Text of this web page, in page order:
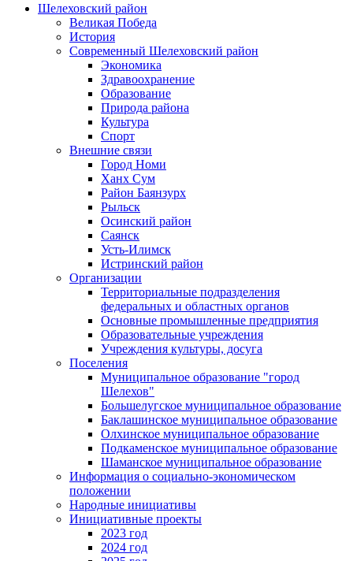
Шелеховский район
Великая Победа
История
Современный Шелеховский район
Экономика
Здравоохранение
Образование
Природа района
Культура
Спорт
Внешние связи
Город Номи
Ханх Сум
Район Баянзурх
Рыльск
Осинский район
Саянск
Усть-Илимск
Истринский район
Организации
Территориальные подразделения
федеральных и областных органов
Основные промышленные предприятия
Образовательные учреждения
Учреждения культуры, досуга
Поселения
Муниципальное образование "город
Шелехов"
Большелугское муниципальное образование
Баклашинское муниципальное образование
Олхинское муниципальное образование
Подкаменское муниципальное образование
Шаманское муниципальное образование
Информация о социально-экономическом
положении
Народные инициативы
Инициативные проекты
2023 год
2024 год